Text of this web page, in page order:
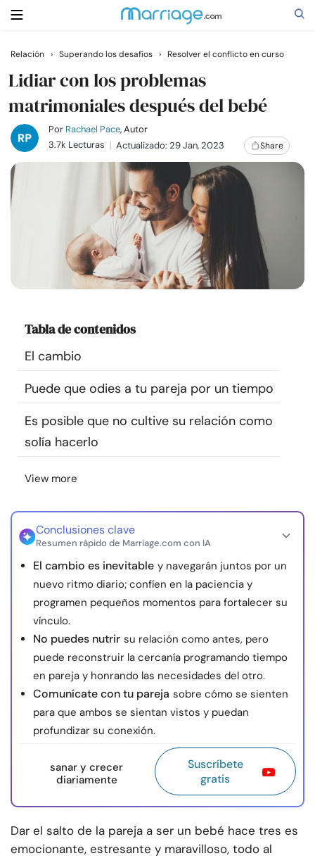
Buscar
Casarse
Relaciones
Familia
Cursos
Recursos
Comunidad
Idioma
nosotros
© Copyright 2026. Todos los derechos reservados.
Relación › Superando los desafíos › Resolver el conflicto en curso
Lidiar con los problemas
matrimoniales después del bebé
Por Rachael Pace, Autor
3.7k Lecturas
Actualizado: 29 Jan, 2023 Share
Tabla de contenidos
El cambio
Puede que odies a tu pareja por un tiempo
Es posible que no cultive su relación como
solía hacerlo
View more
Conclusiones clave
Resumen rápido de Marriage.com con IA
El cambio es inevitable y navegarán juntos por un
nuevo ritmo diario; confíen en la paciencia y
programen pequeños momentos para fortalecer su
vínculo.
No puedes nutrir su relación como antes, pero
puede reconstruir la cercanía programando tiempo
en pareja y honrando las necesidades del otro.
Comunícate con tu pareja sobre cómo se sienten
para que ambos se sientan vistos y puedan
profundizar su conexión.
sanar y crecer
diariamente
Suscríbete
gratis
Dar el salto de la pareja a ser un bebé hace tres es
emocionante, estresante y maravilloso, todo al